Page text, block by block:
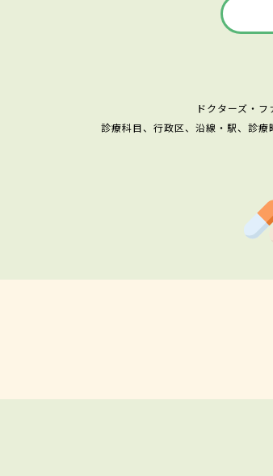
ドクターズ・
診療科目、行政区、沿線・駅、診